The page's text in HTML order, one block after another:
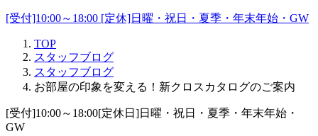
[受付]10:00～18:00 [定休]日曜・祝日・夏季・年末年始・GW
TOP
スタッフブログ
スタッフブログ
お部屋の印象を変える！新クロスカタログのご案内
[受付]10:00～18:00[定休日]日曜・祝日・夏季・年末年始・
GW